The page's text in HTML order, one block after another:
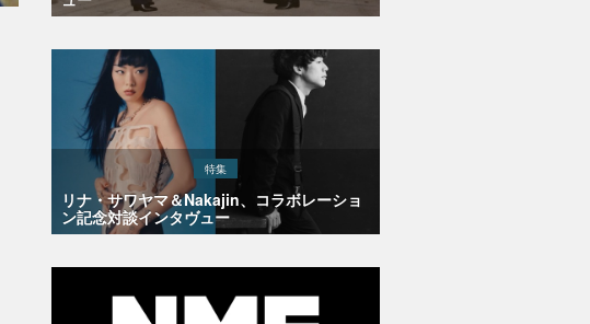
特集
リナ・サワヤマ＆Nakajin、コラボレーショ
ン記念対談インタヴュー